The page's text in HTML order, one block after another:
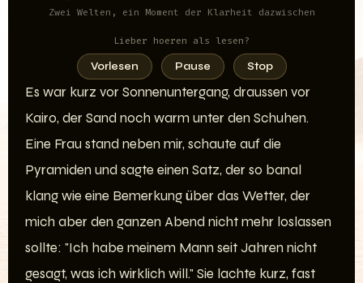
Zwei Welten, ein Moment der Klarheit dazwischen
Lieber hoeren als lesen?
Vorlesen
Pause Stop
Es war kurz vor Sonnenuntergang, draussen vor
Kairo, der Sand noch warm unter den Schuhen.
Eine Frau stand neben mir, schaute auf die
Pyramiden und sagte einen Satz, der so banal
klang wie eine Bemerkung über das Wetter, der
mich aber den ganzen Abend nicht mehr loslassen
sollte: "Ich habe meinem Mann seit Jahren nicht
gesagt, was ich wirklich will." Sie lachte kurz, fast